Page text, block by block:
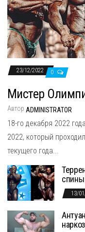
23/12/2022 0
Мистер
Автор ADMINISTRATOR
18-го декабря 2022
2022, который
текущего года...
13/